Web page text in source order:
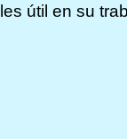
útil en su